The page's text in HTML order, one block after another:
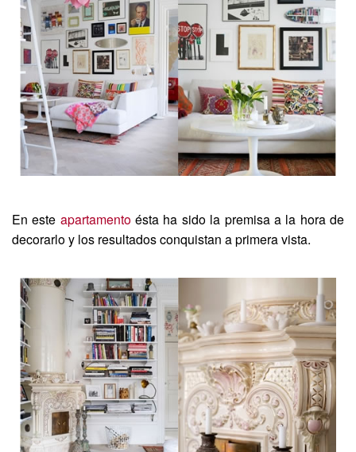
En este apartamento ésta ha sido la premisa a la hora de
decorarlo y los resultados conquistan a primera vista.